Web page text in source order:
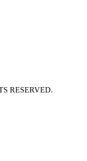
RESERVED.